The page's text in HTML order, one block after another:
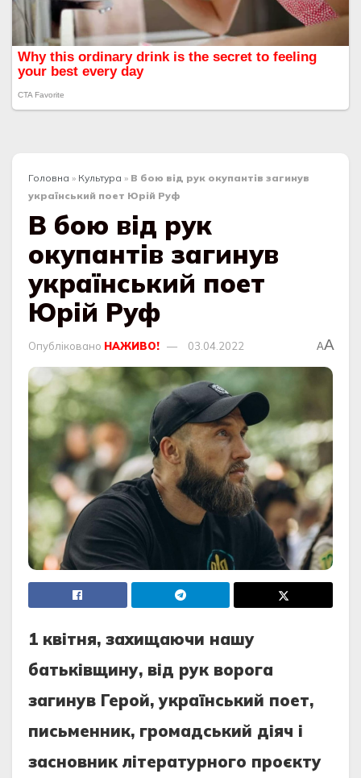
Головна » Культура » В бою від рук окупантів загинув
український поет Юрій Руф
В бою від рук
окупантів загинув
український поет
Юрій Руф
Опубліковано НАЖИВО! 03.04.2022 AA
1 квітня, захищаючи нашу
батьківщину, від рук ворога
загинув Герой, український поет,
письменник, громадський діяч і
засновник літературного проєкту